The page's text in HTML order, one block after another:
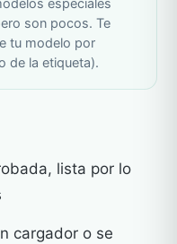
son pocos. Te
tu modelo por
de la etiqueta).
lista por lo
cargador o se